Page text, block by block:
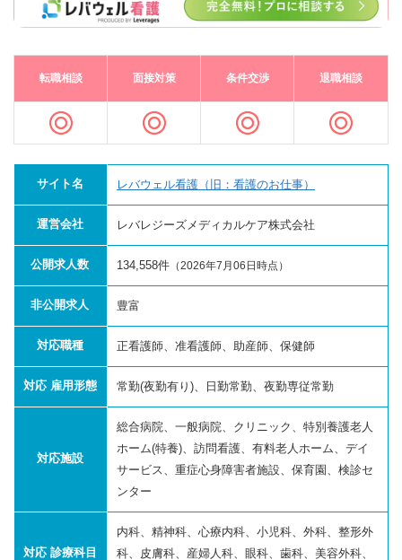
転職相談 面接対策 条件交渉 退職相談
サイト名 レバウェル看護（旧：看護のお仕事）
運営会社 レバレジーズメディカルケア株式会社
公開求人数 134,558件 （2026年7月06日時点）
非公開求人 豊富
対応職種 正看護師、准看護師、助産師、保健師
対応 雇用形態 常勤(夜勤有り)、日勤常勤、夜勤専従常勤
対応施設
総合病院、一般病院、クリニック、特別養護老人
ホーム(特養)、訪問看護、有料老人ホーム、デイ
サービス、重症心身障害者施設、保育園、検診セ
ンター
対応 診療科目
内科、精神科、心療内科、小児科、外科、整形外
科、皮膚科、産婦人科、眼科、歯科、美容外科、